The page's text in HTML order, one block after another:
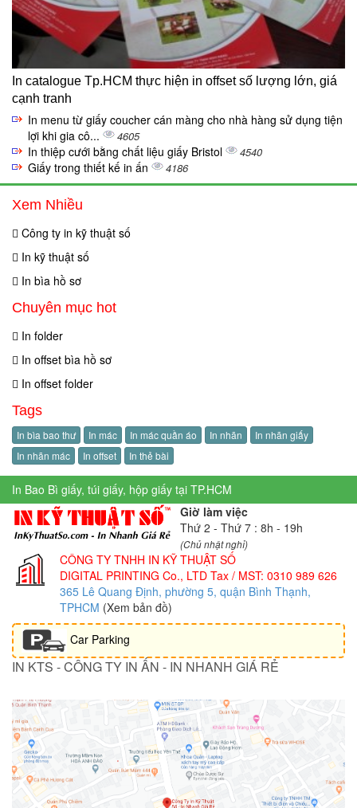
In catalogue Tp.HCM thực hiện in offset số lượng lớn, giá
cạnh tranh
In menu từ giấy coucher cán màng cho nhà hàng sử dụng tiện
lợi khi gia cô...
4605
In thiệp cưới bằng chất liệu giấy Bristol 4540
Giấy trong thiết kế in ấn 4186
Xem Nhiều
Công ty in kỹ thuật số
In kỹ thuật số
In bìa hồ sơ
Chuyên mục hot
In folder
In offset bìa hồ sơ
In offset folder
Tags
In bìa bao thư In mác In mác quần áo In nhãn
In nhãn giấy
In nhãn mác
In offset In thẻ bài
In Bao Bì giấy, túi giấy, hộp giấy tại TP.HCM
Giờ làm việc
Thứ 2 - Thứ 7 : 8h - 19h
(Chủ nhật nghỉ)
CÔNG TY TNHH IN KỸ THUẬT SỐ
DIGITAL PRINTING Co., LTD Tax / MST: 0310 989 626
365 Lê Quang Định, phường 5, quận Bình Thạnh,
TPHCM (Xem bản đồ)
Car Parking
IN KTS - CÔNG TY IN ẤN - IN NHANH GIÁ RẺ